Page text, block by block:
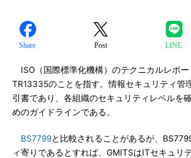
Share Post LINE
ISO（国際標準化機構）のテクニカルレポー
TR13335のことを指す。情報セキュリティ管
引書であり、各組織のセキュリティレベルを
めのガイドラインである。
BS7799と比較されることがあるが、
ィ寄りであるとすれば、GMITSはITセキュリ